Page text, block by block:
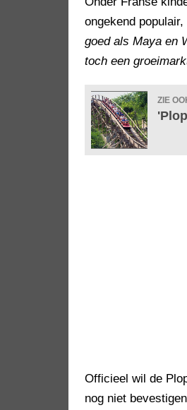
ongekend
goed als Maya en
toch een
ZIE
Officieel wil de
nog niet